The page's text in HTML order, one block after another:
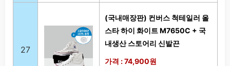
27
(국내매장판) 컨버스 척테일러 올
스타 하이 화이트 M7650C + 국
내생산 스토어리 신발끈
가격 : 74,900원